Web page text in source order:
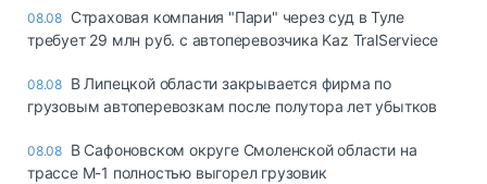
08.08 Страховая компания "Пари" через суд в Туле
требует 29 млн руб. с автоперевозчика Kaz TralServiece
08.08 В Липецкой области закрывается фирма по
грузовым автоперевозкам после полутора лет убытков
08.08 В Сафоновском округе Смоленской области на
трассе М-1 полностью выгорел грузовик